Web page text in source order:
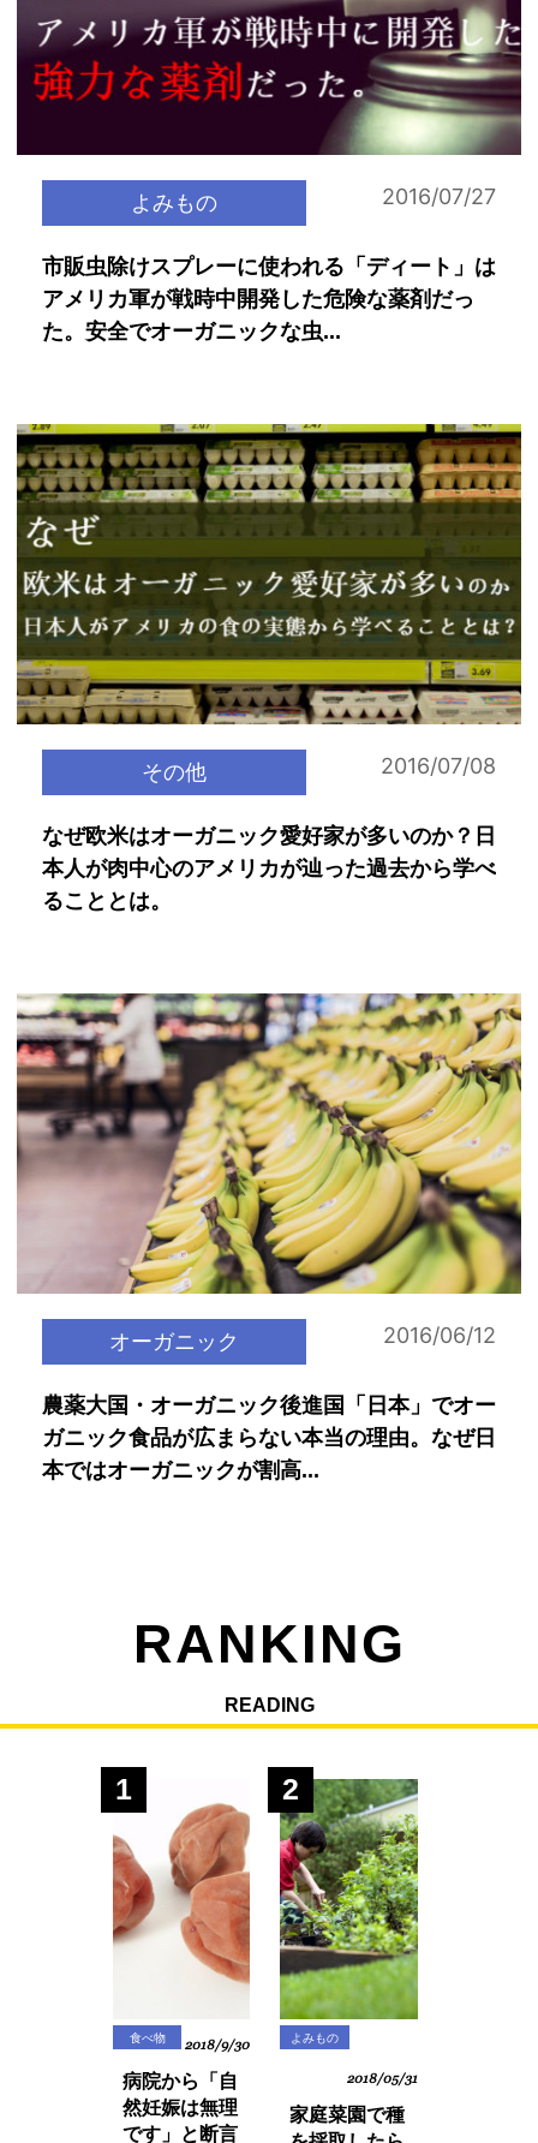
よみもの 2016/07/27
市販虫除けスプレーに使われる「ディート」は
アメリカ軍が戦時中開発した危険な薬剤だっ
た。安全でオーガニックな虫...
その他 2016/07/08
なぜ欧米はオーガニック愛好家が多いのか？日
本人が肉中心のアメリカが辿った過去から学べ
ることとは。
オーガニック 2016/06/12
農薬大国・オーガニック後進国「日本」でオー
ガニック食品が広まらない本当の理由。なぜ日
本ではオーガニックが割高...
RANKING
READING
1
食べ物 2018/9/30
病院から「自
然妊娠は無理
です」と断言
2
よみもの
2018/05/31
家庭菜園で種